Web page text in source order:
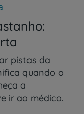
pistas da
quando o
a
ir ao médico.